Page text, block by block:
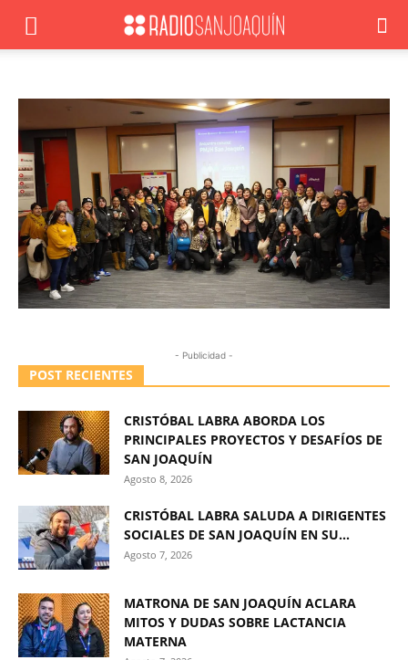
- Publicidad -
POST RECIENTES
CRISTÓBAL LABRA ABORDA LOS
PRINCIPALES PROYECTOS Y DESAFÍOS DE
SAN JOAQUÍN
Agosto 8, 2026
CRISTÓBAL LABRA SALUDA A DIRIGENTES
SOCIALES DE SAN JOAQUÍN EN SU...
Agosto 7, 2026
MATRONA DE SAN JOAQUÍN ACLARA
MITOS Y DUDAS SOBRE LACTANCIA
MATERNA